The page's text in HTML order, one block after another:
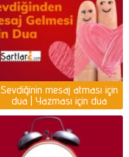
Sevdiğinin mesaj atması için
dua | Yazması için dua